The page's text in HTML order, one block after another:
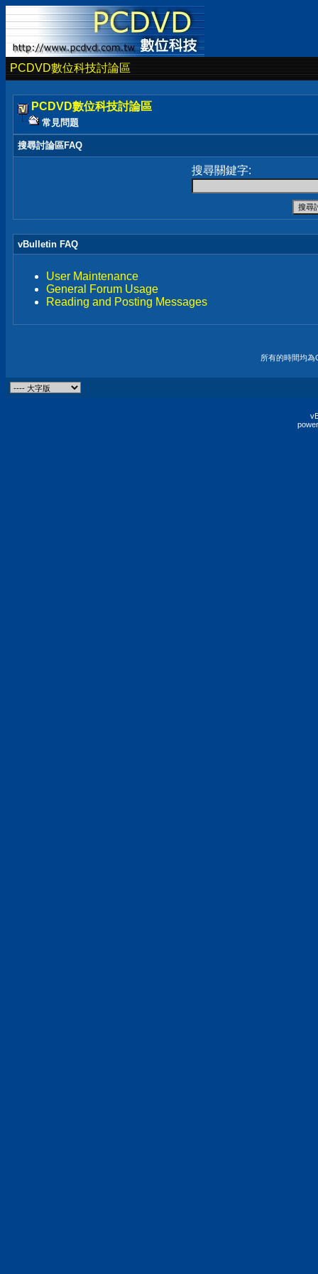
PCDVD數位科技討論區
PCDVD數位科技討論區
常見問題
搜尋討論區FAQ
搜尋關鍵字:
vBulletin FAQ
User Maintenance
General Forum Usage
Reading and Posting Messages
所有的時間均為